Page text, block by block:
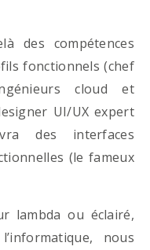
des compétences
fonctionnels (chef
cloud et
UI/UX expert
des interfaces
(le fameux
lambda ou éclairé,
nous